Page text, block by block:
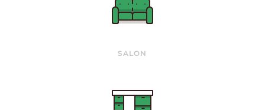
SALON